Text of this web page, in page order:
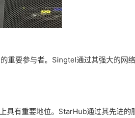
重要参与者。Singtel通过其强大的网
具有重要地位。StarHub通过其先进的